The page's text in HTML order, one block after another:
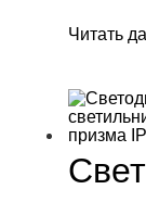
Читать